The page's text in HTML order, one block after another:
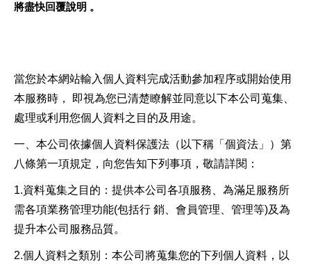
將盡快回覆說明 。
當您於本網站輸入個人資料完成活動參加程序或開始使用
本服務時， 即視為您已清楚瞭解並同意以下本公司蒐集、
處理或利用您個人資料之目的及用途。
一、本公司依據個人資料保護法（以下稱「個資法」）第
八條第一項規定，向您告知下列事項，敬請詳閱：
1.資料蒐集之目的：提供本公司各項服務、為滿足服務所
需各項業務管理功能(包括行 銷、會員管理、管理等)及為
提升本公司服務品質。
2.個人資料之類別：本公司將蒐集您的下列個人資料，以